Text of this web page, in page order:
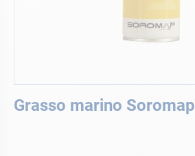
Grasso marino Soromap
all'inizio